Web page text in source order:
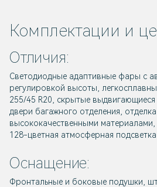
Комплектации и
Отличия:
Светодиодные адаптивные фары с
регулировкой высоты,
255/45 R20, скрытые
двери багажного отделения,
высококачественными
128-цветная атмосферная
Оснащение:
Фронтальные и боковые подушки,